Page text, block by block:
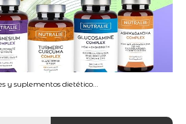
y suplementos dietético...